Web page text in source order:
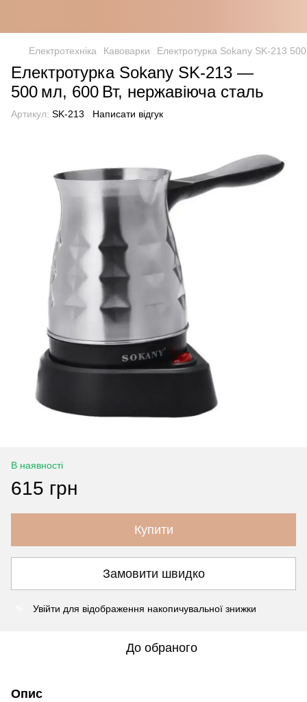
Електротехніка Кавоварки Електротурка Sokany SK-213
Електротурка Sokany SK‑213 —
500 мл, 600 Вт, нержавіюча сталь
Артикул: SK-213 Написати відгук
В наявності
615 грн
Купити
Замовити швидко
Увійти для відображення накопичувальної знижки
До обраного
Опис